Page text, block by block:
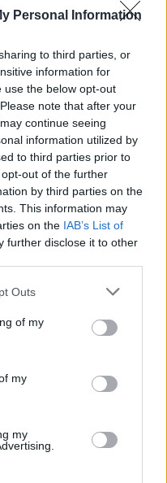
Personal Information
to third parties, or
information for
use the below opt-out
note that after your
continue seeing
information utilized by
to third parties prior to
out of the further
by third parties on the
This information may
on the IAB’s List of
further disclose it to other
one or more Google
You may click to
its third-party tags to
in below Google
Outs
of my
my
my
di Sostenibilità: